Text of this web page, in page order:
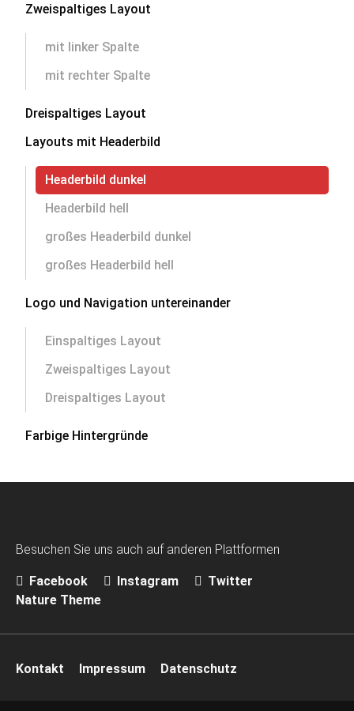
Zweispaltiges Layout
mit linker Spalte
mit rechter Spalte
Dreispaltiges Layout
Layouts mit Headerbild
Headerbild dunkel
Headerbild hell
großes Headerbild dunkel
großes Headerbild hell
Logo und Navigation untereinander
Einspaltiges Layout
Zweispaltiges Layout
Dreispaltiges Layout
Farbige Hintergründe
Besuchen Sie uns auch auf anderen Plattformen
Facebook Instagram
Twitter
Nature Theme
überspringen
Kontakt Impressum Datenschutz